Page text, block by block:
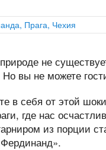
не
вы не можете
в себя от этой
где нас
из порции